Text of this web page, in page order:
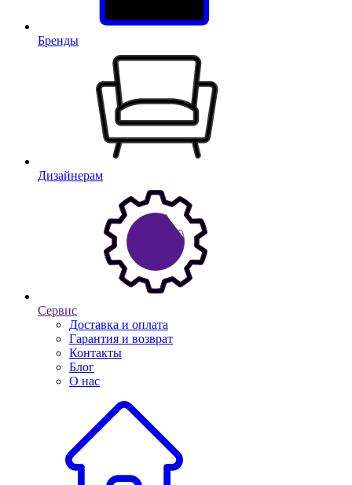
Бренды
Дизайнерам
Сервис
Доставка и оплата
Гарантия и возврат
Контакты
Блог
О нас